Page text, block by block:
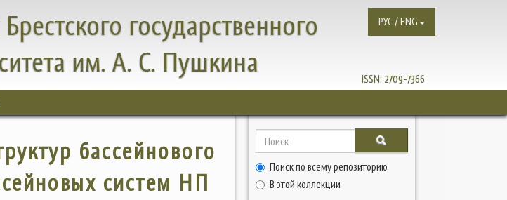
государственного
им. А. С. Пушкина
ISSN: 2709-7366
РУС / ENG
бассейнового
систем НП
Поиск по всему репозиторию
В этой коллекции